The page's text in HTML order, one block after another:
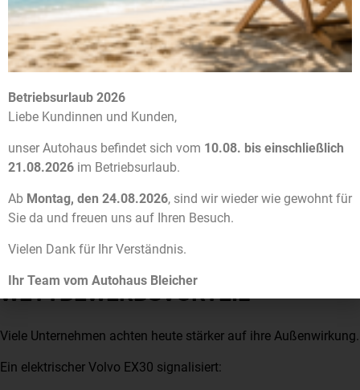
Der Volvo EX30 bietet:
moderne Fahrerassistenzsysteme
Spurhalteassistent
Fahrerüberwachungssystem
Damit unterstützt das Fahrzeug den Fahrer aktiv im
Arbeitsalltag.
NACHHALTIGKEIT ALS
WETTBEWERBSVORTEIL
Viele Unternehmen achten heute stärker auf ihre Außenwirkung.
Ein elektrischer Volvo EX30 signalisiert:
Betriebsurlaub 2026
Liebe Kundinnen und Kunden,
unser Autohaus befindet sich vom 10.08. bis einschließlich
21.08.2026 im Betriebsurlaub.
Ab Montag, den 24.08.2026, sind wir wieder wie gewohnt für
Sie da und freuen uns auf Ihren Besuch.
Vielen Dank für Ihr Verständnis.
Ihr Team vom Autohaus Bleicher